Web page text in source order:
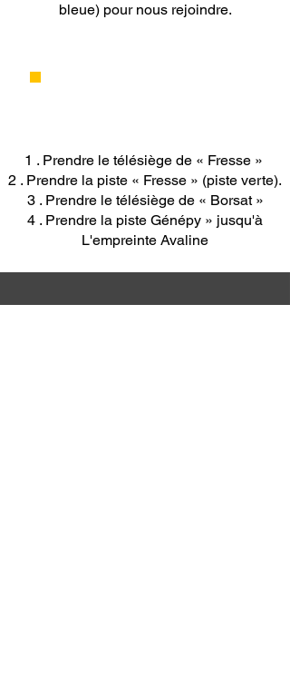
bleue) pour nous rejoindre.
1 . Prendre le télésiège de « Fresse »
2 . Prendre la piste « Fresse » (piste verte).
3 . Prendre le télésiège de « Borsat »
4 . Prendre la piste Génépy » jusqu'à
L'empreinte Avaline